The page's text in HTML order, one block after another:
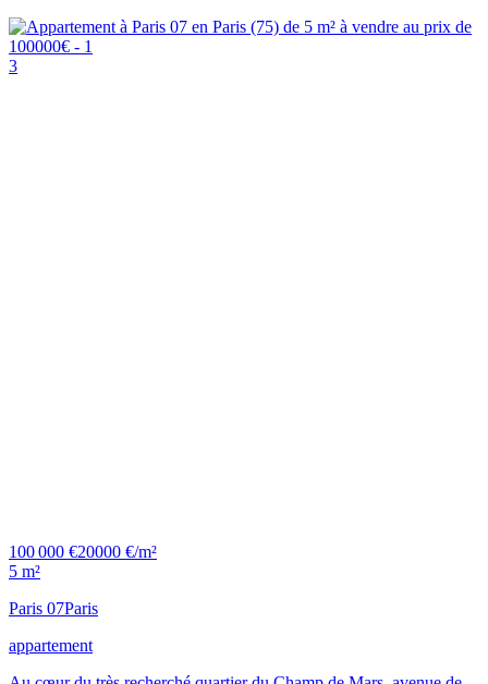
3
100 000 €20000 €/m²
5 m²
Paris 07Paris
appartement